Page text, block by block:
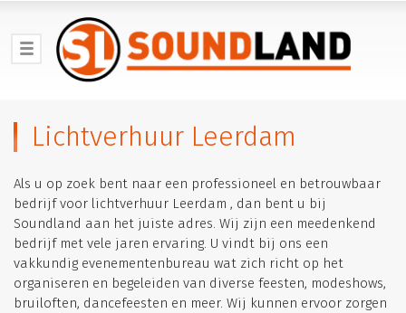
Lichtverhuur Leerdam
Als u op zoek bent naar een professioneel en betrouwbaar
bedrijf voor lichtverhuur Leerdam , dan bent u bij
Soundland aan het juiste adres. Wij zijn een meedenkend
bedrijf met vele jaren ervaring. U vindt bij ons een
vakkundig evenementenbureau wat zich richt op het
organiseren en begeleiden van diverse feesten, modeshows,
bruiloften, dancefeesten en meer. Wij kunnen ervoor zorgen